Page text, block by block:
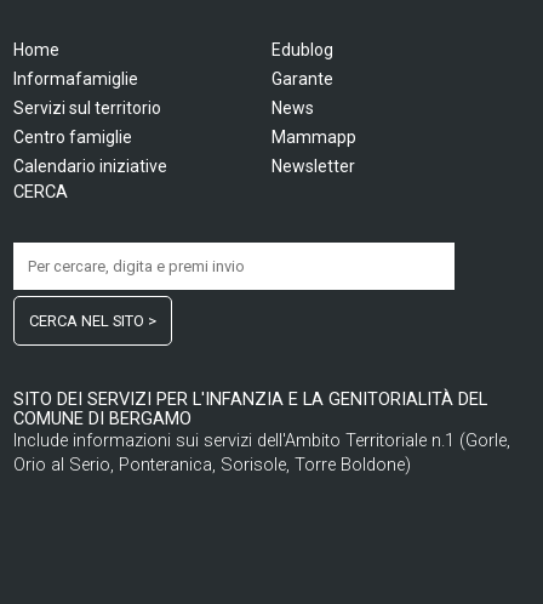
Home
Informafamiglie
Servizi sul territorio
Centro famiglie
Calendario iniziative
Edublog
Garante
News
Mammapp
Newsletter
CERCA
CERCA NEL SITO >
SITO DEI SERVIZI PER L'INFANZIA E LA GENITORIALITÀ DEL
COMUNE DI BERGAMO
Include informazioni sui servizi dell'Ambito Territoriale n.1 (Gorle,
Orio al Serio, Ponteranica, Sorisole, Torre Boldone)